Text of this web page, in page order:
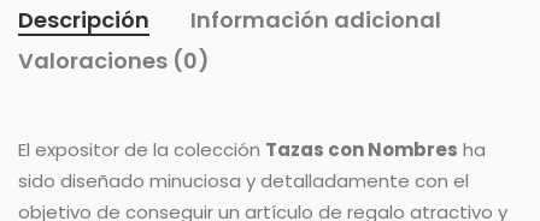
Descripción
Información adicional
Valoraciones (0)
El expositor de la colección Tazas con Nombres ha
sido diseñado minuciosa y detalladamente con el
objetivo de conseguir un artículo de regalo atractivo y